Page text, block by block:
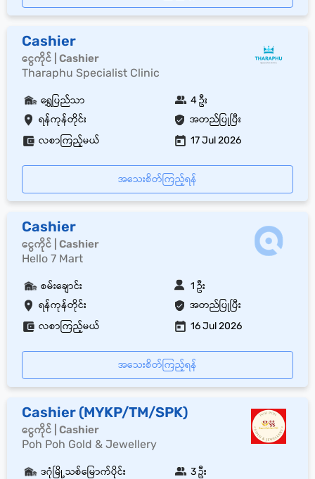
Cashier
ငွေကိုင် | Cashier
Tharaphu Specialist Clinic
ရန်ကုန်တိုင်း အတည်ပြုပြီး
ရွှေပြည်သာ 4 ဦး
လစာကြည့်မယ် 17 Jul 2026
အသေးစိတ်ကြည့်ရန်
Cashier
ငွေကိုင် | Cashier
Hello 7 Mart
ရန်ကုန်တိုင်း အတည်ပြုပြီး
စမ်းချောင်း 1 ဦး
လစာကြည့်မယ် 16 Jul 2026
အသေးစိတ်ကြည့်ရန်
Cashier (MYKP/TM/SPK)
ငွေကိုင် | Cashier
Poh Poh Gold & Jewellery
ဒဂုံမြို့သစ်မြောက်ပိုင်း 3 ဦး